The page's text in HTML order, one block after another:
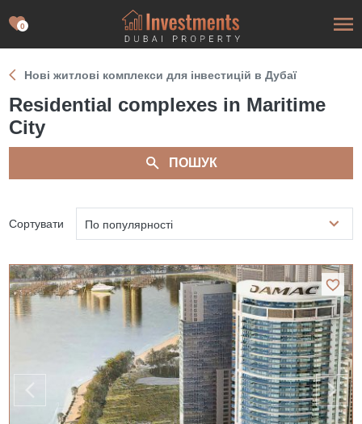
0
Нові житлові комплекси для інвестицій в Дубаї
Residential complexes in Maritime
City
ПОШУК
Сортувати По популярності